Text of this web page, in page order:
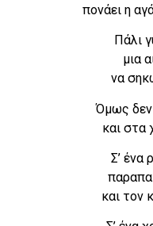
πονάει η
Πάλι
μια
να
Όμως δεν
και στα
Σ’ ένα
και τον